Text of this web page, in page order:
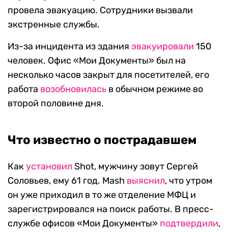
провела эвакуацию. Сотрудники вызвали
экстренные службы.
Из-за инцидента из здания эвакуировали 150
человек. Офис «Мои Документы» был на
несколько часов закрыт для посетителей, его
работа возобновилась в обычном режиме во
второй половине дня.
Что известно о пострадавшем
Какустановил Shot, мужчину зовут Сергей
Соловьев, ему 61 год. Mash выяснил, что утром
он уже приходил в то же отделение МФЦ и
зарегистрировался на поиск работы. В пресс-
службе офисов «Мои Документы» подтвердили,